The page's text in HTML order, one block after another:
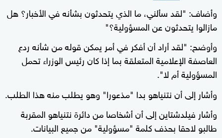
وأضاف: "لقد سألني، ما الذي يتحدثون بشأنه في الأخبار؟ هل
مازالوا يتحدثون عن المسؤولية؟"
وأوضح: "لقد أراد أن أفكر في أمر يمكن قوله من شأنه ردع
العاصفة الإعلامية المتعلقة بما إذا كان رئيس الوزراء تحمل
المسؤولية أم لا".
وأشار إلى أن نتنياهو بدا "مذعورا" وهو يطلب منه هذا الطلب.
وأشار فيلدشتاين إلى أن أشخاصا من دائرة نتنياهو المقربة
طالبو لاحقا بحذف كلمة "مسؤولية" من جميع البيانات.